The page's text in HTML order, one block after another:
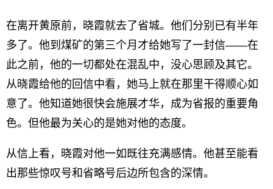
在离开黄原前，晓霞就去了省城。他们分别已有半年
多了。他到煤矿的第三个月才给她写了一封信——在
此之前，他的一切都处在混乱中，没心思顾及其它。
从晓霞给他的回信中看，她马上就在那里干得顺心如
意了。他知道她很快会施展才华，成为省报的重要角
色。但他最为关心的是她对他的态度。
从信上看，晓霞对他一如既往充满感情。他甚至能看
出那些惊叹号和省略号后边所包含的深情。